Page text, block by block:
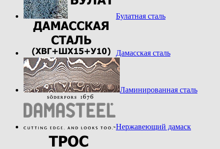
Булатная сталь
Дамасская сталь
Ламинированная сталь
Нержавеющий дамаск